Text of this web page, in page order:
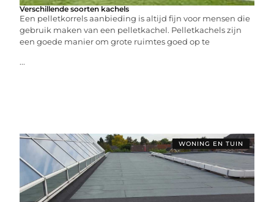
Verschillende soorten kachels
Een pelletkorrels aanbieding is altijd fijn voor mensen die
gebruik maken van een pelletkachel. Pelletkachels zijn
een goede manier om grote ruimtes goed op te
...
WONING EN TUIN